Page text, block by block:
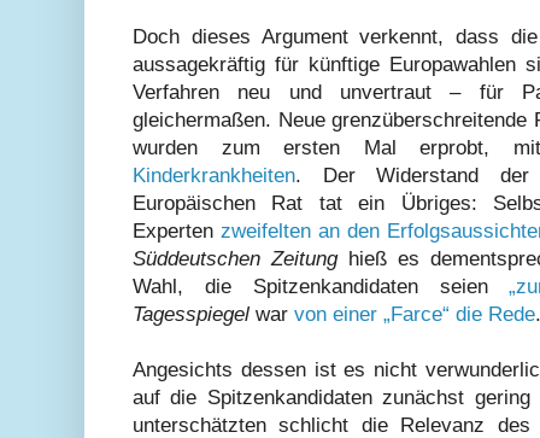
Doch dieses Argument verkennt, dass
aussagekräftig für künftige Europawahlen
Verfahren neu und unvertraut – für
gleichermaßen. Neue
wurden zum ersten Mal erprobt,
Kinderkrankheiten. Der Widerstand der
Europäischen Rat tat ein Übriges:
Experten zweifelten an den
Süddeutschen Zeitung hieß es
Wahl, die Spitzenkandidaten seien
Tagesspiegel war von einer „Farce“ die Rede.
Angesichts dessen ist es nicht
auf die Spitzenkandidaten zunächst
unterschätzten schlicht die Relevanz